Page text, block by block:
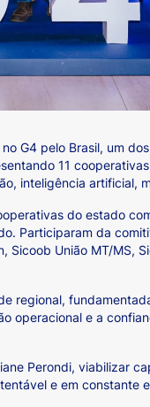
G4 pelo Brasil, um
11
inteligência artificial,
do estado
Participaram da
União MT/MS,
regional,
operacional e a
Perondi, viabilizar
e em constante